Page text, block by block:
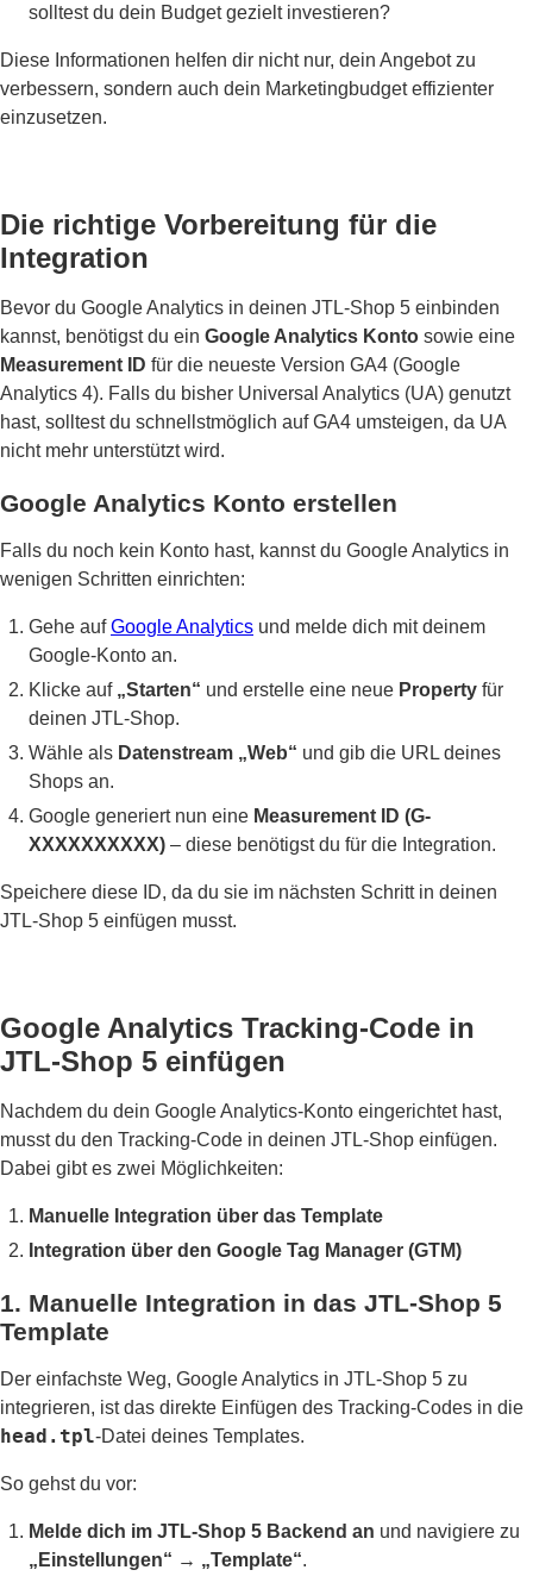
solltest du dein Budget gezielt investieren?
Diese Informationen helfen dir nicht nur, dein Angebot zu
verbessern, sondern auch dein Marketingbudget effizienter
einzusetzen.
Die richtige Vorbereitung für die
Integration
Bevor du Google Analytics in deinen JTL-Shop 5 einbinden
kannst, benötigst du ein Google Analytics Konto sowie eine
Measurement ID für die neueste Version GA4 (Google
Analytics 4). Falls du bisher Universal Analytics (UA) genutzt
hast, solltest du schnellstmöglich auf GA4 umsteigen, da UA
nicht mehr unterstützt wird.
Google Analytics Konto erstellen
Falls du noch kein Konto hast, kannst du Google Analytics in
wenigen Schritten einrichten:
Gehe aufGoogle Analytics und melde dich mit deinem
Google-Konto an.
Klicke auf „Starten“ und erstelle eine neue Property für
deinen JTL-Shop.
Wähle als Datenstream „Web“ und gib die URL deines
Shops an.
Google generiert nun eine Measurement ID (G-
XXXXXXXXXX) – diese benötigst du für die Integration.
Speichere diese ID, da du sie im nächsten Schritt in deinen
JTL-Shop 5 einfügen musst.
Google Analytics Tracking-Code in
JTL-Shop 5 einfügen
Nachdem du dein Google Analytics-Konto eingerichtet hast,
musst du den Tracking-Code in deinen JTL-Shop einfügen.
Dabei gibt es zwei Möglichkeiten:
Manuelle Integration über das Template
Integration über den Google Tag Manager (GTM)
1. Manuelle Integration in das JTL-Shop 5
Template
Der einfachste Weg, Google Analytics in JTL-Shop 5 zu
integrieren, ist das direkte Einfügen des Tracking-Codes in die
head.tpl-Datei deines Templates.
So gehst du vor:
Melde dich im JTL-Shop 5 Backend an und navigiere zu
„Einstellungen“ → „Template“.